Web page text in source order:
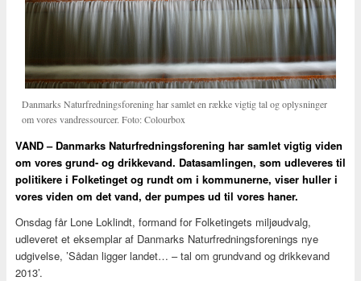
Danmarks Naturfredningsforening har samlet en række vigtig tal og oplysninger
om vores vandressourcer. Foto: Colourbox
VAND – Danmarks Naturfredningsforening har samlet vigtig viden
om vores grund- og drikkevand. Datasamlingen, som udleveres til
politikere i Folketinget og rundt om i kommunerne, viser huller i
vores viden om det vand, der pumpes ud til vores haner.
Onsdag får Lone Loklindt, formand for Folketingets miljøudvalg,
udleveret et eksemplar af Danmarks Naturfredningsforenings nye
udgivelse, ’Sådan ligger landet… – tal om grundvand og drikkevand
2013’.